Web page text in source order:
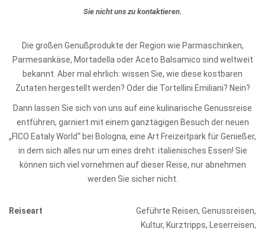
Sie nicht uns zu kontaktieren.
Die großen Genußprodukte der Region wie Parmaschinken,
Parmesankäse, Mortadella oder Aceto Balsamico sind weltweit
bekannt. Aber mal ehrlich: wissen Sie, wie diese kostbaren
Zutaten hergestellt werden? Oder die Tortellini Emiliani? Nein?
Dann lassen Sie sich von uns auf eine kulinarische Genussreise
entführen, garniert mit einem ganztägigen Besuch der neuen
„FICO Eataly World“ bei Bologna, eine Art Freizeitpark für Genießer,
in dem sich alles nur um eines dreht: italienisches Essen! Sie
können sich viel vornehmen auf dieser Reise, nur abnehmen
werden Sie sicher nicht.
Reiseart
Geführte Reisen, Genussreisen,
Kultur, Kurztripps, Leserreisen,